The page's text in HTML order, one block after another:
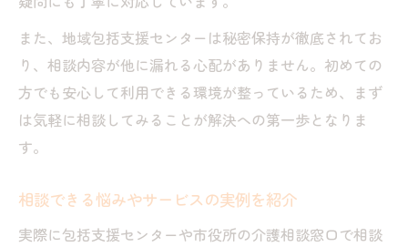
また、地域包括支援センターは秘密保持が徹底されてお
り、相談内容が他に漏れる心配がありません。初めての
方でも安心して利用できる環境が整っているため、まず
は気軽に相談してみることが解決への第一歩となりま
す。
相談できる悩みやサービスの実例を紹介
実際に包括支援センターや市役所の介護相談窓口で相談